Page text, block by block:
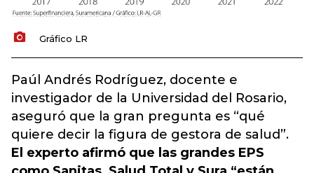
Gráfico LR
Paúl Andrés Rodríguez, docente e
investigador de la Universidad del Rosario,
aseguró que la gran pregunta es “qué
quiere decir la figura de gestora de salud”.
El experto afirmó que las grandes EPS